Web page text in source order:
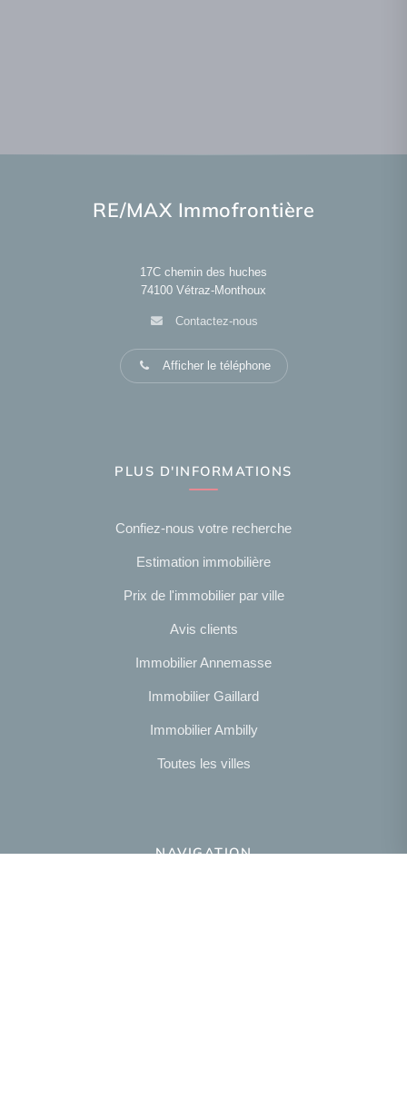
RE/MAX Immofrontière
17C chemin des huches
74100 Vétraz-Monthoux
Contactez-nous
Afficher le téléphone
PLUS D'INFORMATIONS
Confiez-nous votre recherche
Estimation immobilière
Prix de l'immobilier par ville
Avis clients
Immobilier Annemasse
Immobilier Gaillard
Immobilier Ambilly
Toutes les villes
NAVIGATION